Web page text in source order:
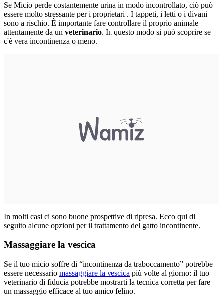
Se Micio perde costantemente urina in modo incontrollato, ciò può
essere molto stressante per i proprietari . I tappeti, i letti o i divani
sono a rischio. È importante fare controllare il proprio animale
attentamente da un veterinario. In questo modo si può scoprire se
c'è vera incontinenza o meno.
In molti casi ci sono buone prospettive di ripresa. Ecco qui di
seguito alcune opzioni per il trattamento del gatto incontinente.
Massaggiare la vescica
Se il tuo micio soffre di “incontinenza da traboccamento” potrebbe
essere necessario massaggiare la vescica più volte al giorno: il tuo
veterinario di fiducia potrebbe mostrarti la tecnica corretta per fare
un massaggio efficace al tuo amico felino.